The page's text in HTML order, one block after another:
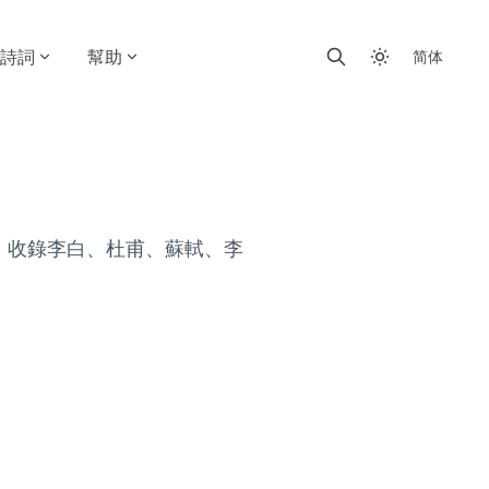
詩詞 幫助 简体
錄李白、杜甫、蘇軾、李